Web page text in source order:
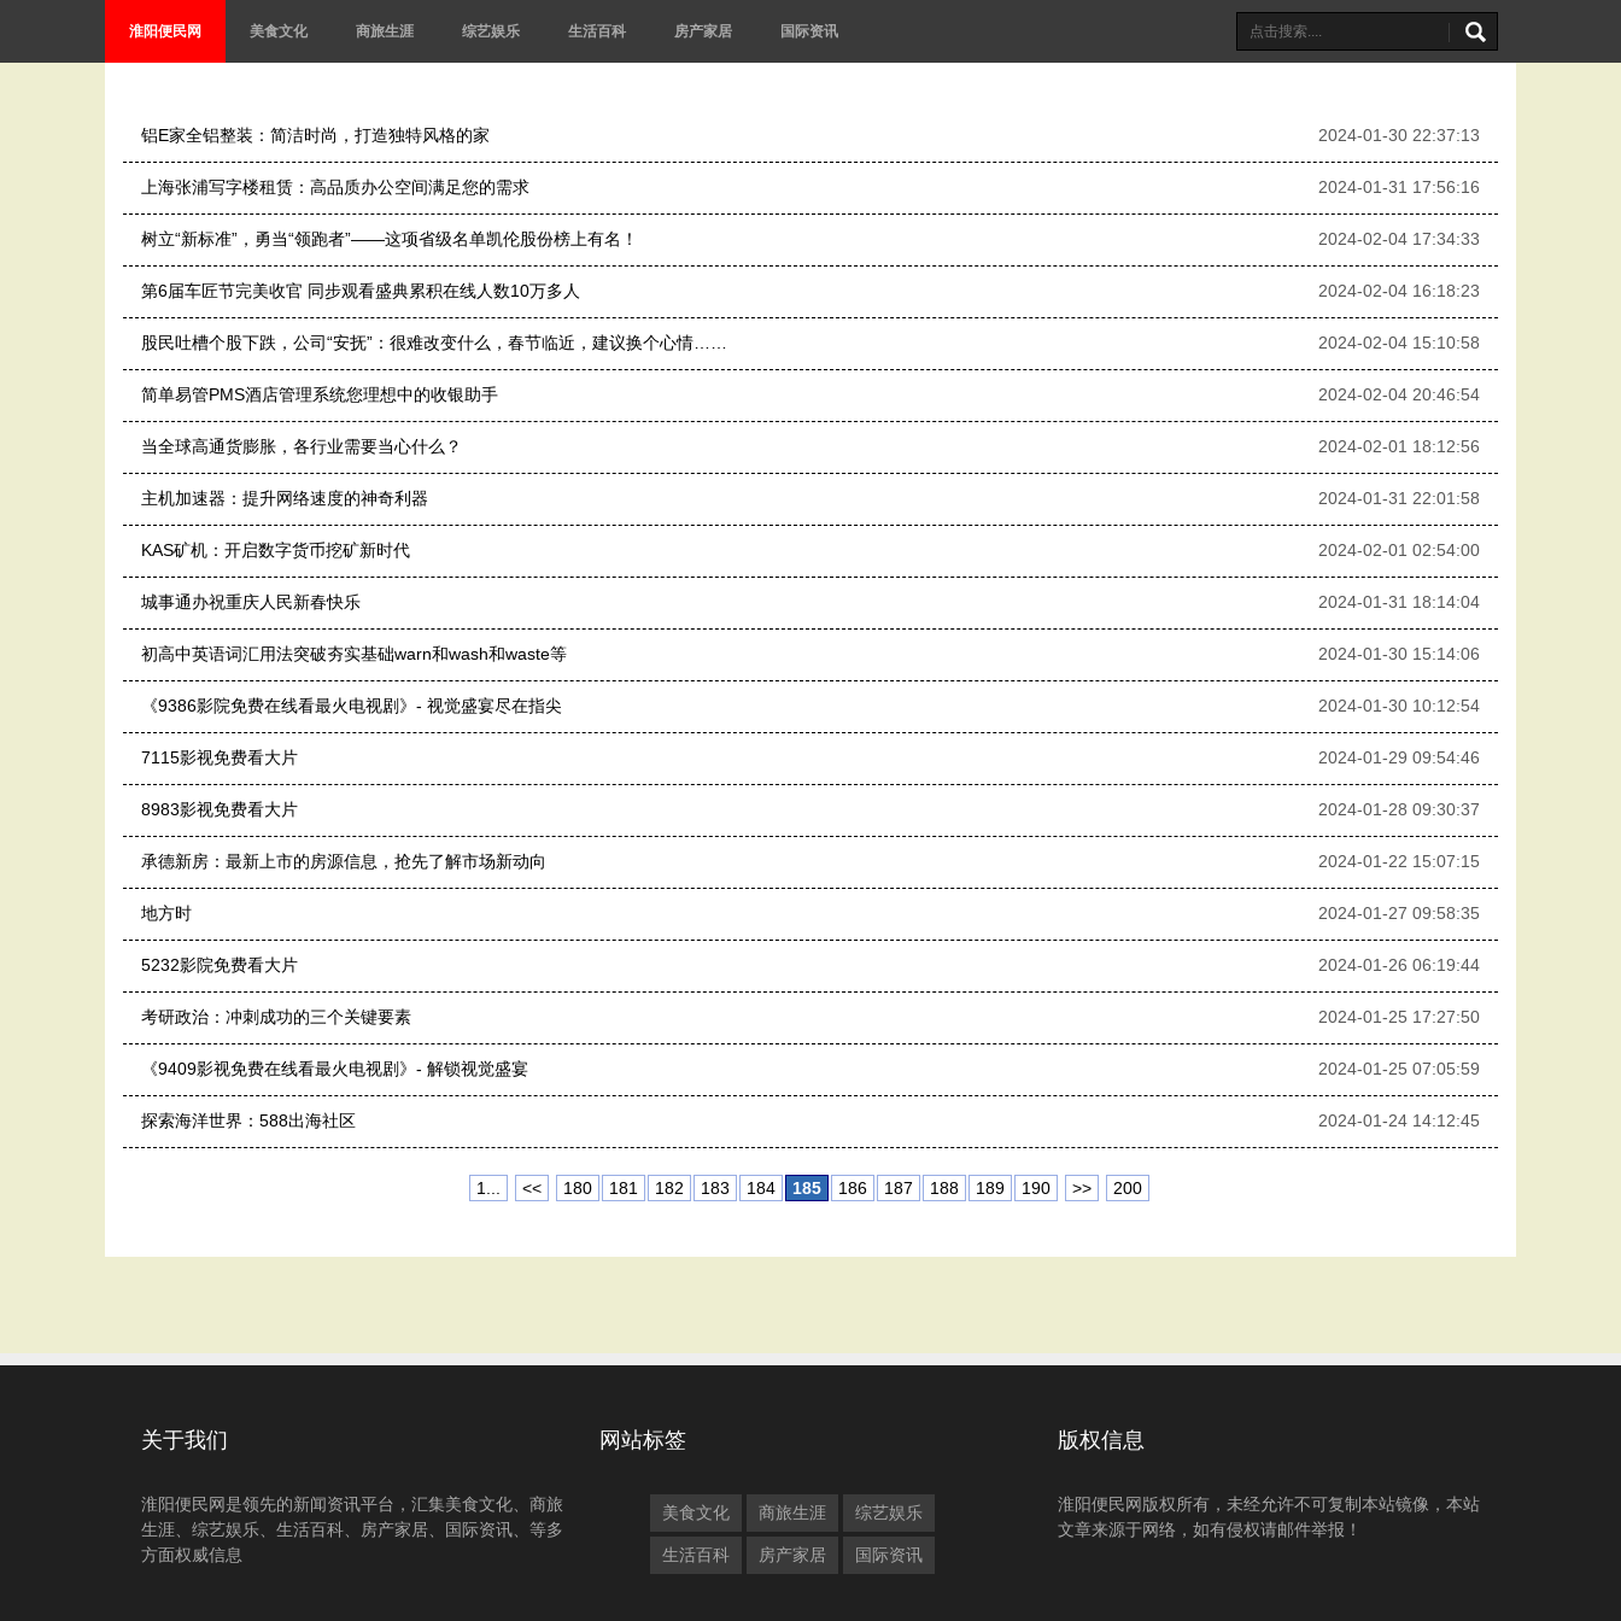
淮阳便民网 美食文化 商旅生涯 综艺娱乐 生活百科 房产家居 国际资讯
铝E家全铝整装：简洁时尚，打造独特风格的家 2024-01-30 22:37:13
上海张浦写字楼租赁：高品质办公空间满足您的需求 2024-01-31 17:56:16
树立“新标准”，勇当“领跑者”——这项省级名单凯伦股份榜上有名！ 2024-02-04 17:34:33
第6届车匠节完美收官 同步观看盛典累积在线人数10万多人 2024-02-04 16:18:23
股民吐槽个股下跌，公司“安抚”：很难改变什么，春节临近，建议换个心情…… 2024-02-04 15:10:58
简单易管PMS酒店管理系统您理想中的收银助手 2024-02-04 20:46:54
当全球高通货膨胀，各行业需要当心什么？ 2024-02-01 18:12:56
主机加速器：提升网络速度的神奇利器 2024-01-31 22:01:58
KAS矿机：开启数字货币挖矿新时代 2024-02-01 02:54:00
城事通办祝重庆人民新春快乐 2024-01-31 18:14:04
初高中英语词汇用法突破夯实基础warn和wash和waste等 2024-01-30 15:14:06
《9386影院免费在线看最火电视剧》- 视觉盛宴尽在指尖 2024-01-30 10:12:54
7115影视免费看大片 2024-01-29 09:54:46
8983影视免费看大片 2024-01-28 09:30:37
承德新房：最新上市的房源信息，抢先了解市场新动向 2024-01-22 15:07:15
地方时 2024-01-27 09:58:35
5232影院免费看大片 2024-01-26 06:19:44
考研政治：冲刺成功的三个关键要素 2024-01-25 17:27:50
《9409影视免费在线看最火电视剧》- 解锁视觉盛宴 2024-01-25 07:05:59
探索海洋世界：588出海社区 2024-01-24 14:12:45
1... << 180 181 182 183 184 185 186 187 188 189 190 >> 200
关于我们
淮阳便民网是领先的新闻资讯平台，汇集美食文化、商旅
生涯、综艺娱乐、生活百科、房产家居、国际资讯、等多
方面权威信息
网站标签
美食文化 商旅生涯 综艺娱乐
生活百科 房产家居 国际资讯
版权信息
淮阳便民网版权所有，未经允许不可复制本站镜像，本站
文章来源于网络，如有侵权请邮件举报！